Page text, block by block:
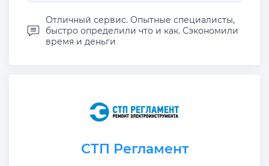
Отличный сервис. Опытные специалисты,
быстро определили что и как. Сэкономили
время и деньги
СТП Регламент